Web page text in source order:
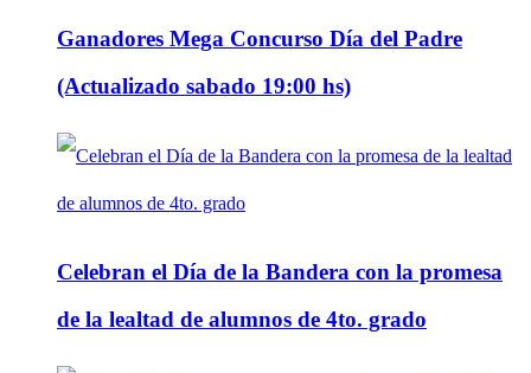
Ganadores Mega Concurso Día del Padre
(Actualizado sabado 19:00 hs)
Celebran el Día de la Bandera con la promesa
de la lealtad de alumnos de 4to. grado